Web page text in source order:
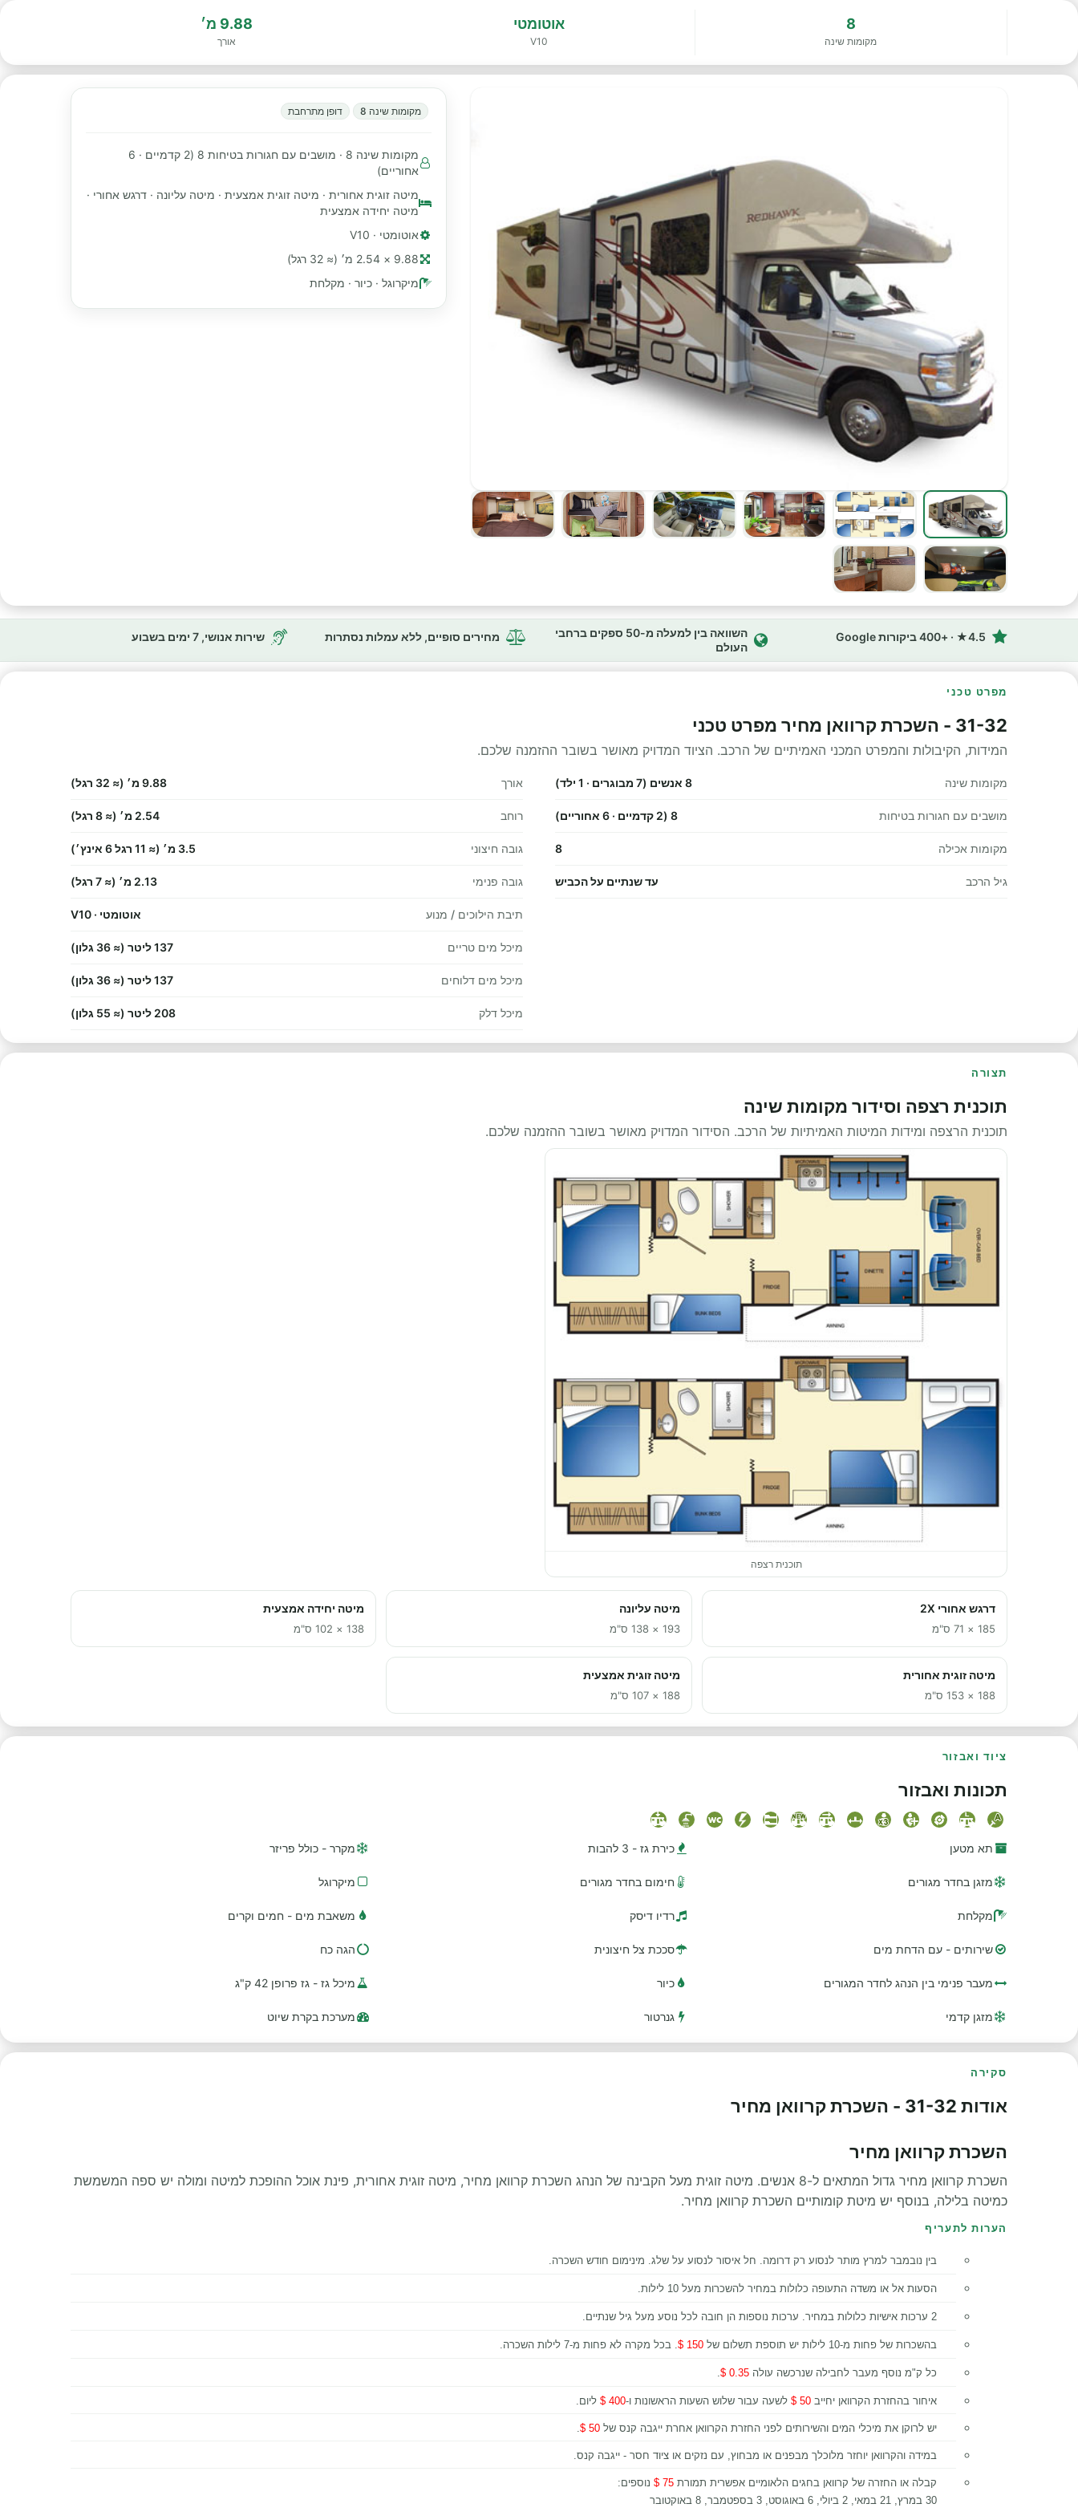
8
מקומות שינה
אוטומטי
V10
9.88 מ׳
אורך
מקומות שינה 8 דופן מתרחבת
מקומות שינה 8 · מושבים עם חגורות בטיחות 8 (2 קדמיים · 6
אחוריים)
מיטה זוגית אחורית · מיטה זוגית אמצעית · מיטה עליונה · דרגש אחורי ·
מיטה יחידה אמצעית
אוטומטי · V10
9.88 × 2.54 מ׳ (≈ 32 רגל)
מיקרוגל · כיור · מקלחת
4.5★ · +400 ביקורות Google
השוואה בין למעלה מ-50 ספקים ברחבי
העולם
מחירים סופיים, ללא עמלות נסתרות שירות אנושי, 7 ימים בשבוע
מפרט טכני
31-32 - השכרת קרוואן מחיר מפרט טכני
המידות, הקיבולות והמפרט המכני האמיתיים של הרכב. הציוד המדויק מאושר בשובר ההזמנה שלכם.
מקומות שינה 8 אנשים (7 מבוגרים · 1 ילד)
מושבים עם חגורות בטיחות 8 (2 קדמיים · 6 אחוריים)
מקומות אכילה 8
גיל הרכב עד שנתיים על הכביש
אורך 9.88 מ׳ (≈ 32 רגל)
רוחב 2.54 מ׳ (≈ 8 רגל)
גובה חיצוני 3.5 מ׳ (≈ 11 רגל 6 אינץ׳)
גובה פנימי 2.13 מ׳ (≈ 7 רגל)
תיבת הילוכים / מנוע אוטומטי · V10
מיכל מים טריים 137 ליטר (≈ 36 גלון)
מיכל מים דלוחים 137 ליטר (≈ 36 גלון)
מיכל דלק 208 ליטר (≈ 55 גלון)
תצורה
תוכנית רצפה וסידור מקומות שינה
תוכנית הרצפה ומידות המיטות האמיתיות של הרכב. הסידור המדויק מאושר בשובר ההזמנה שלכם.
תוכנית רצפה
דרגש אחורי 2X
185 × 71 ס"מ
מיטה עליונה
193 × 138 ס"מ
מיטה יחידה אמצעית
138 × 102 ס"מ
מיטה זוגית אחורית
188 × 153 ס"מ
מיטה זוגית אמצעית
188 × 107 ס"מ
ציוד ואבזור
תכונות ואבזור
תא מטען כירת גז - 3 להבות מקרר - כולל פריזר
מזגן בחדר מגורים חימום בחדר מגורים מיקרוגל
מקלחת רדיו דיסק משאבת מים - חמים וקרים
שירותים - עם הדחת מים סככת צל חיצונית הגה כח
מעבר פנימי בין הנהג לחדר המגורים כיור מיכל גז - גז פרופן 42 ק"ג
מזגן קדמי גנרטור מערכת בקרת שיוט
סקירה
אודות 31-32 - השכרת קרוואן מחיר
השכרת קרוואן מחיר
השכרת קרוואן מחיר גדול המתאים ל-8 אנשים. מיטה זוגית מעל הקבינה של הנהג השכרת קרוואן מחיר, מיטה זוגית אחורית, פינת אוכל ההופכת למיטה ומולה יש ספה המשמשת
כמיטה בלילה, בנוסף יש מיטת קומותיים השכרת קרוואן מחיר.
הערות לתעריף
בין נובמבר למרץ מותר לנסוע רק דרומה. חל איסור לנסוע על שלג. מינימום חודש השכרה.
הסעות אל או משדה התעופה כלולות במחיר להשכרות מעל 10 לילות.
2 ערכות אישיות כלולות במחיר. ערכות נוספות הן חובה לכל נוסע מעל גיל שנתיים.
בהשכרות של פחות מ-10 לילות יש תוספת תשלום של 150 $ . בכל מקרה לא פחות מ-7 לילות השכרה.
כל ק"מ נוסף מעבר לחבילה שנרכשה עולה 0.35 $
איחור בהחזרת הקרוואן יחייב 50 $ לשעה עבור שלוש השעות הראשונות ו-400 $ ליום.
יש לרוקן את מיכלי המים והשירותים לפני החזרת הקרוואן אחרת ייגבה קנס של 50 $
במידה והקרוואן יוחזר מלוכלך מבפנים או מבחוץ, עם נזקים או ציוד חסר - ייגבה קנס.
קבלה או החזרה של קרוואן בחגים הלאומיים אפשרית תמורת 75 $
נוספים:
30 במרץ, 21 במאי, 2 ביולי, 6 באוגוסט, 3 בספטמבר, 8 באוקטובר